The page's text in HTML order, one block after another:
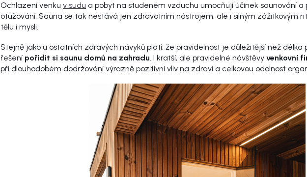
Ochlazení venku v sudu a pobyt na studeném vzduchu umocňují účinek saunování a
otužování. Sauna se tak nestává jen zdravotním nástrojem, ale i silným zážitkovým
tělu i mysli.
Stejně jako u ostatních zdravých návyků platí, že pravidelnost je důležitější než délka
řešení pořídit si saunu domů na zahradu. I kratší, ale pravidelné návštěvy venkovní
při dlouhodobém dodržování výrazně pozitivní vliv na zdraví a celkovou odolnost